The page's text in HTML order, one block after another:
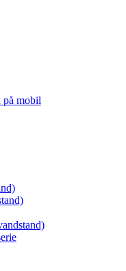
på mobil